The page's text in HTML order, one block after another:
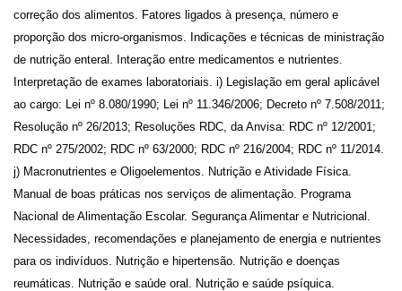
correção dos alimentos. Fatores ligados à presença, número e
proporção dos micro-organismos. Indicações e técnicas de ministração
de nutrição enteral. Interação entre medicamentos e nutrientes.
Interpretação de exames laboratoriais. i) Legislação em geral aplicável
ao cargo: Lei nº 8.080/1990; Lei nº 11.346/2006; Decreto nº 7.508/2011;
Resolução nº 26/2013; Resoluções RDC, da Anvisa: RDC nº 12/2001;
RDC nº 275/2002; RDC nº 63/2000; RDC nº 216/2004; RDC nº 11/2014.
j) Macronutrientes e Oligoelementos. Nutrição e Atividade Física.
Manual de boas práticas nos serviços de alimentação. Programa
Nacional de Alimentação Escolar. Segurança Alimentar e Nutricional.
Necessidades, recomendações e planejamento de energia e nutrientes
para os indivíduos. Nutrição e hipertensão. Nutrição e doenças
reumáticas. Nutrição e saúde oral. Nutrição e saúde psíquica.